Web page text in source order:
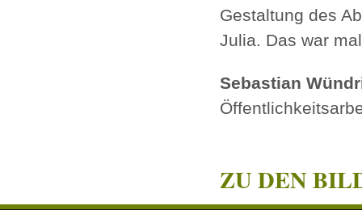
Gestaltung des
Julia. Das war
Sebastian
ZU DEN